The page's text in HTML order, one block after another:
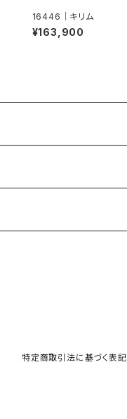
16446｜キリム
¥163,900
特定商取引法に基づく表記